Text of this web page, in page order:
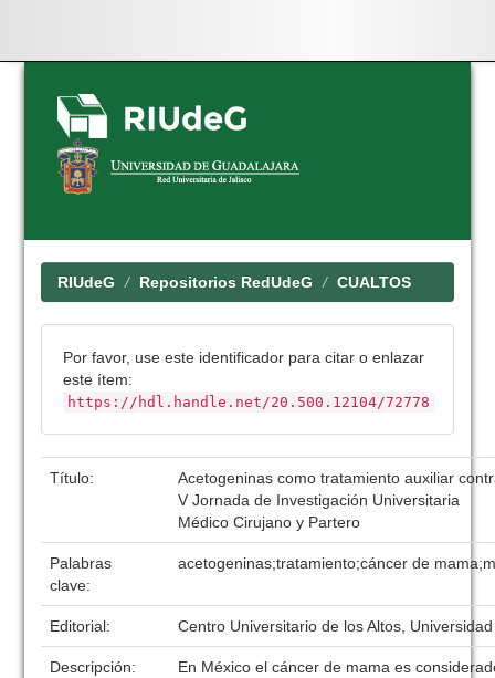
Skip
navigation
RIUdeG Repositorios RedUdeG CUALTOS
Por favor, use este identificador para citar o enlazar
este ítem:
https://hdl.handle.net/20.500.12104/72778
Título:
Acetogeninas como tratamiento auxiliar
V Jornada de Investigación Universitaria
Médico Cirujano y Partero
Palabras
clave:
acetogeninas;tratamiento;cáncer de
Editorial: Centro Universitario de los Altos,
Descripción:
En México el cáncer de mama es